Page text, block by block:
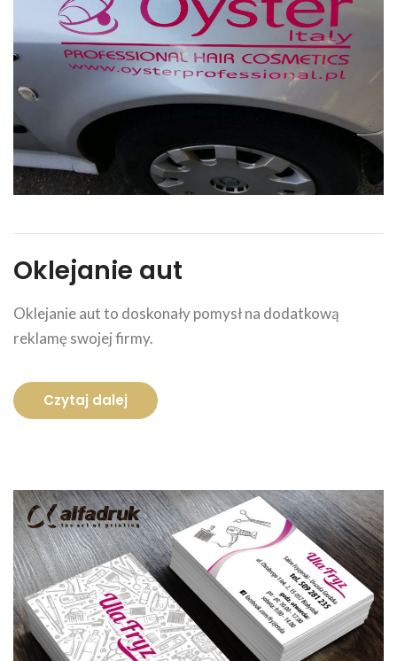
Oklejanie aut
Oklejanie aut to doskonały pomysł na dodatkową
reklamę swojej firmy.
Czytaj dalej